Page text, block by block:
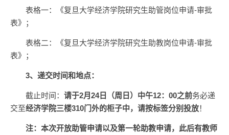
表格一：《复旦大学经济学院研究生助管岗位申请-审批
表》；
表格二：《复旦大学经济学院研究生助教岗位申请-审批
表》；
3、递交时间和地点：
截止时间： 请于2月24日（周日）中午12：00之前务必递
交至经济学院三楼310门外的柜子中，请按标签分别投放！
注：本次开放助管申请以及第一轮助教申请，此后有教师